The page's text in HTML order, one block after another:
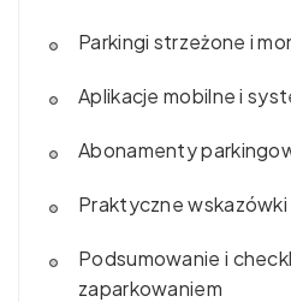
Parkingi strzeżone i
Aplikacje mobilne i
Abonamenty
Praktyczne
Podsumowanie i
zaparkowaniem